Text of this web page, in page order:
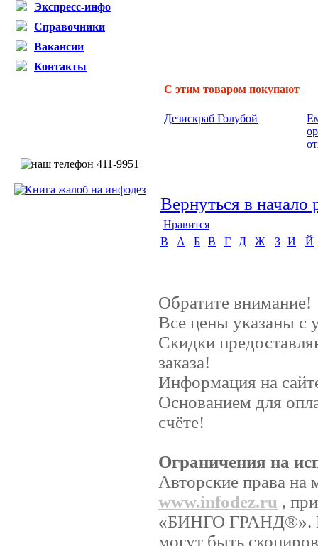
Экспресс-инфо
Справочники
Вакансии
Контакты
С этим товаром покупают
Дезискраб Голубой
Вернуться в начало
Нравится
B
А Б В Г Д Ж З И Й
Обратите внимание!
Все цены указаны
Скидки
заказа!
Информация на
Основанием для
счёте!
Ограничения на
Авторские права на
www.infodez.ru ,
«БИНГО ГРАНД®».
могут быть